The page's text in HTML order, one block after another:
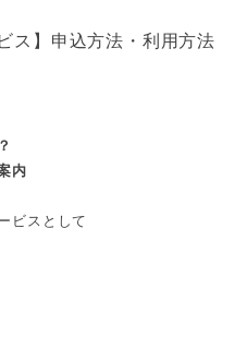
ス】申込方法・利用方法
内
ビスとして